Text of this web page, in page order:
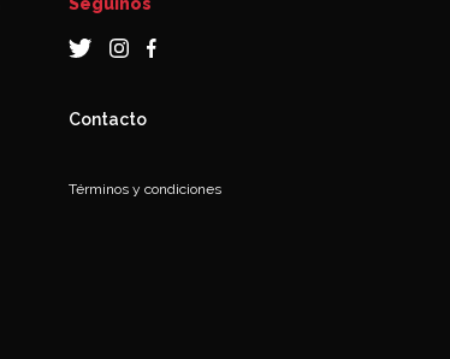
Contacto
Términos y condiciones